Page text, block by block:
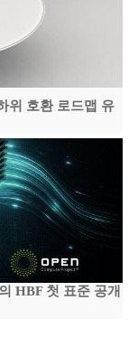
위 호환 로드맵 유
HBF 첫 표준 공개